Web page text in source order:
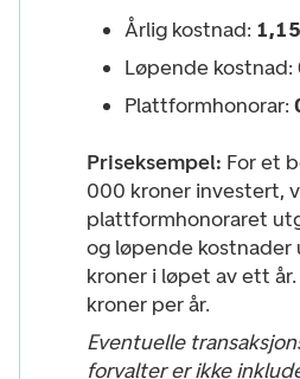
Årlig kostnad:
Løpende kostnad:
Plattformhonorar:
Priseksempel: For et
000 kroner investert,
plattformhonoraret
og løpende
kroner i løpet av ett
kroner per år.
Eventuelle
forvalter er ikke